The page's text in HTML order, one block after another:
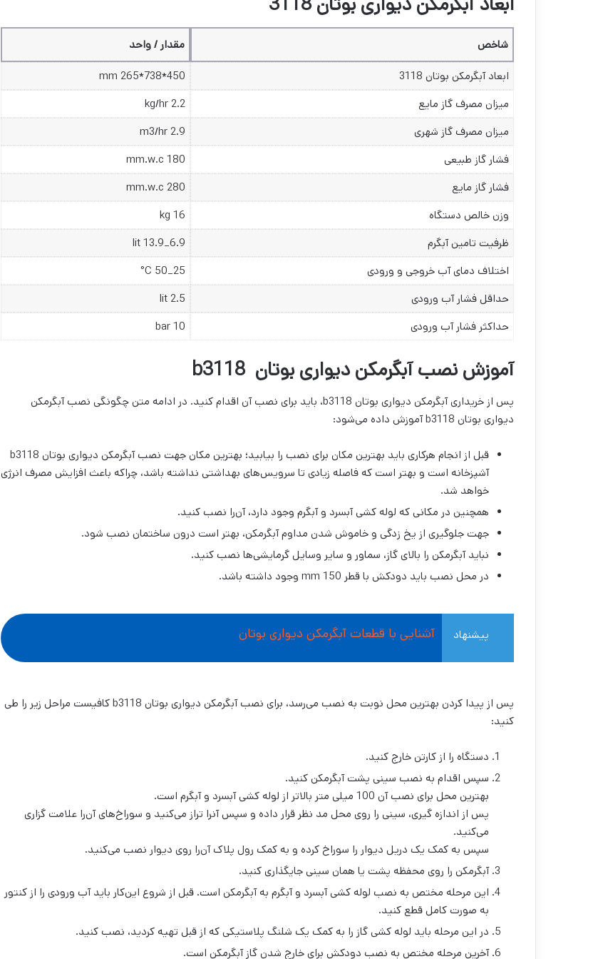
شاخص مقدار / واحد
ابعاد آبگرمکن بوتان 3118
450*738*265 mm
میزان مصرف گاز مایع
2.2 kg/hr
میزان مصرف گاز شهری
2.9 m3/hr
فشار گاز طبیعی
180 mm.w.c
فشار گاز مایع
280 mm.w.c
وزن خالص دستگاه
16 kg
ظرفیت تامین آبگرم
6.9_13.9 lit
اختلاف دمای آب خروجی و ورودی
25_50 C°
حداقل فشار آب ورودی
2.5 lit
حداکثر فشار آب ورودی
10 bar
آموزش نصب آبگرمکن دیواری بوتان b3118
پس از خریداری آبگرمکن دیواری بوتان b3118، باید برای نصب آن اقدام کنید. در ادامه متن چگونگی نصب آبگرمکن
دیواری بوتان b3118 آموزش داده می‌شود:
قبل از انجام هرکاری باید بهترین مکان برای نصب را بیابید؛ بهترین مکان جهت نصب آبگرمکن دیواری بوتان b3118
آشپزخانه است و بهتر است که فاصله زیادی تا سرویس‌های بهداشتی نداشته باشد، چراکه باعث افزایش مصرف انرژی
خواهد شد.
همچنین در مکانی که لوله کشی آبسرد و آبگرم وجود دارد، آن‌را نصب کنید.
جهت جلوگیری از یخ زدگی و خاموش شدن مداوم آبگرمکن، بهتر است درون ساختمان نصب شود.
نباید آبگرمکن را بالای گاز، سماور و سایر وسایل گرمایشی‌ها نصب کنید.
در محل نصب باید دودکش با قطر 150 mm وجود داشته باشد.
پیشنهاد آشنایی با قطعات آبگرمکن دیواری بوتان
پس از پیدا کردن بهترین محل نوبت به نصب می‌رسد، برای نصب آبگرمکن دیواری بوتان b3118 کافیست مراحل زیر را طی
کنید:
دستگاه را از کارتن خارج کنید.
سپس اقدام به نصب سینی پشت آبگرمکن ‌کنید.
بهترین محل برای نصب آن 100 میلی متر بالاتر از لوله کشی آبسرد و آبگرم است.
پس از اندازه گیری، سینی را روی محل مد نظر قرار داده و سپس آنرا تراز می‌کنید و سوراخ‌های آن‌را علامت گزاری
می‌کنید.
سپس به کمک یک دریل دیوار را سوراخ کرده و به کمک رول پلاک آن‌را روی دیوار نصب می‌کنید.
آبگرمکن را روی محفظه پشت یا همان سینی جایگذاری ‌کنید.
این مرحله مختص به نصب لوله کشی آبسرد و آبگرم به آبگرمکن است. قبل از شروع این‌کار باید آب ورودی را از کنتور
به صورت کامل قطع کنید.
در این مرحله باید لوله کشی گاز را به کمک یک شلنگ پلاستیکی که از قبل تهیه کردید، نصب کنید.
آخرین مرحله مختص به نصب دودکش برای خارج شدن گاز آبگرمکن است.